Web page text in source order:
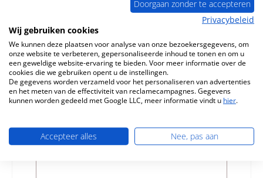
Productnummer:01045443
Normale prijs:
€ 42,69
Beschikbaar, levertijd: 4-6 dagen
Details
Doorgaan zonder te accepteren
Privacybeleid
Wij gebruiken cookies
We kunnen deze plaatsen voor analyse van onze bezoekersgegevens, om
onze website te verbeteren, gepersonaliseerde inhoud te tonen en om u
een geweldige website-ervaring te bieden. Voor meer informatie over de
cookies die we gebruiken opent u de instellingen.
De gegevens worden verzameld voor het personaliseren van advertenties
en het meten van de effectiviteit van reclamecampagnes. Gegevens
kunnen worden gedeeld met Google LLC, meer informatie vindt u hier.
Accepteer alles Nee, pas aan